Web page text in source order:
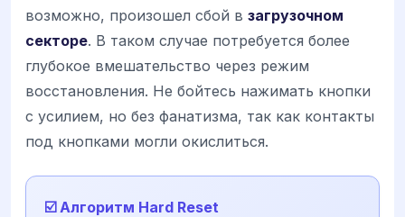
возможно, произошел сбой в загрузочном
секторе. В таком случае потребуется более
глубокое вмешательство через режим
восстановления. Не бойтесь нажимать кнопки
с усилием, но без фанатизма, так как контакты
под кнопками могли окислиться.
☑️ Алгоритм Hard Reset